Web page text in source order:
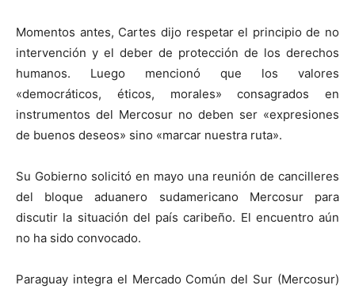
Momentos antes, Cartes dijo respetar el principio de no
intervención y el deber de protección de los derechos
humanos. Luego mencionó que los valores
«democráticos, éticos, morales» consagrados en
instrumentos del Mercosur no deben ser «expresiones
de buenos deseos» sino «marcar nuestra ruta».
Su Gobierno solicitó en mayo una reunión de cancilleres
del bloque aduanero sudamericano Mercosur para
discutir la situación del país caribeño. El encuentro aún
no ha sido convocado.
Paraguay integra el Mercado Común del Sur (Mercosur)